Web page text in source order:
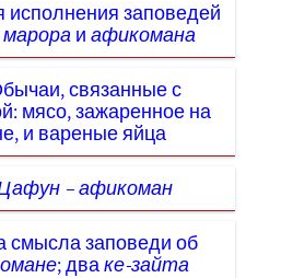
исполнения заповедей
марораи афикомана
связанные с
мясо, зажаренное на
и вареные яйца
– афикоман
смысла заповеди об
; дваке-зайта